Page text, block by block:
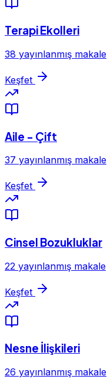
Terapi Ekolleri
38 yayınlanmış makale
Keşfet
Aile - Çift
37 yayınlanmış makale
Keşfet
Cinsel Bozukluklar
22 yayınlanmış makale
Keşfet
Nesne İlişkileri
26 yayınlanmış makale